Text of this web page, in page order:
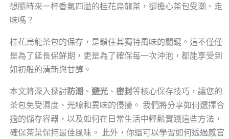
想隨時來一杯香氣四溢的桂花烏龍茶，卻擔心茶包受潮、走
味嗎？
桂花烏龍茶包的保存，是鎖住其獨特風味的關鍵。這不僅僅
是為了延長保鮮期，更是為了確保每一次沖泡，都能享受到
如初般的清新與甘醇。
本文將深入探討防潮 、 避光、 密封等核心保存技巧，讓您的
茶包免受濕度、光線和異味的侵擾。 我們將分享如何選擇合
適的儲存容器，以及如何在日常生活中輕鬆實踐這些方法，
確保茶葉保持最佳風味。 此外，你還可以學習如何透過感官